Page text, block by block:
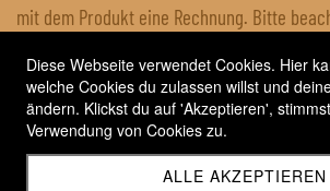
mit dem Produkt eine Rechnung. Bitte
Warenwert verrechnen wir CHF 9.– für
innerhalb der Schweiz. Die Rechnung kann
Bankverbindung beglichen werden.
Diese Webseite verwendet Cookies. Hier
welche Cookies du zulassen willst und
ändern. Klickst du auf 'Akzeptieren',
Verwendung von Cookies zu.
ALLE AKZEPTIEREN